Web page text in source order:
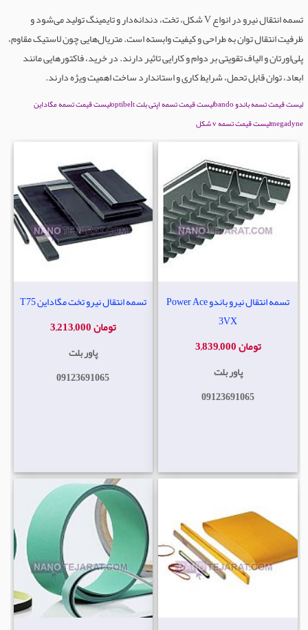
تسمه انتقال نیرو در انواع V شکل، تخت، دندانه‌دار و تایمینگ تولید می‌شود و
ظرفیت انتقال توان به طراحی و کیفیت وابسته است. متریال‌هایی چون لاستیک مقاوم،
پلی‌اورتان و الیاف تقویتی بر دوام و کارایی تاثیر دارند. در خرید، فاکتورهایی مانند
ابعاد، توان قابل تحمل، شرایط کاری و استاندارد ساخت اهمیت ویژه دارند.
لیست قیمت تسمه باندو bando لیست قیمت تسمه اپتی بلت optibelt
لیست قیمت تسمه مگاداین
megadyneلیست قیمت تسمه v شکل
تسمه انتقال نیرو تخت مگاداین T75
3,213,000 تومان
پاور بلت
09123691065
تسمه انتقال نیرو باندو Power Ace
3VX
3,839,000 تومان
پاور بلت
09123691065